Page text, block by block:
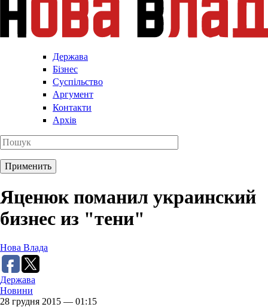
Держава
Бізнес
Суспільство
Аргумент
Контакти
Архів
Яценюк поманил украинский
бизнес из "тени"
Нова Влада
Держава
Новини
28 грудня 2015 — 01:15